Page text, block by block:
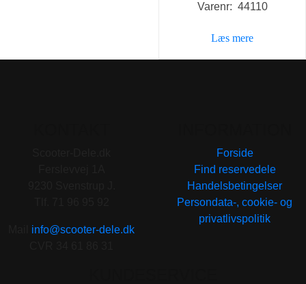
Varenr: 44110
Læs mere
info@scooter-dele.dk
Forside
Find reservedele
Handelsbetingelser
Persondata-, cookie- og
privatlivspolitik